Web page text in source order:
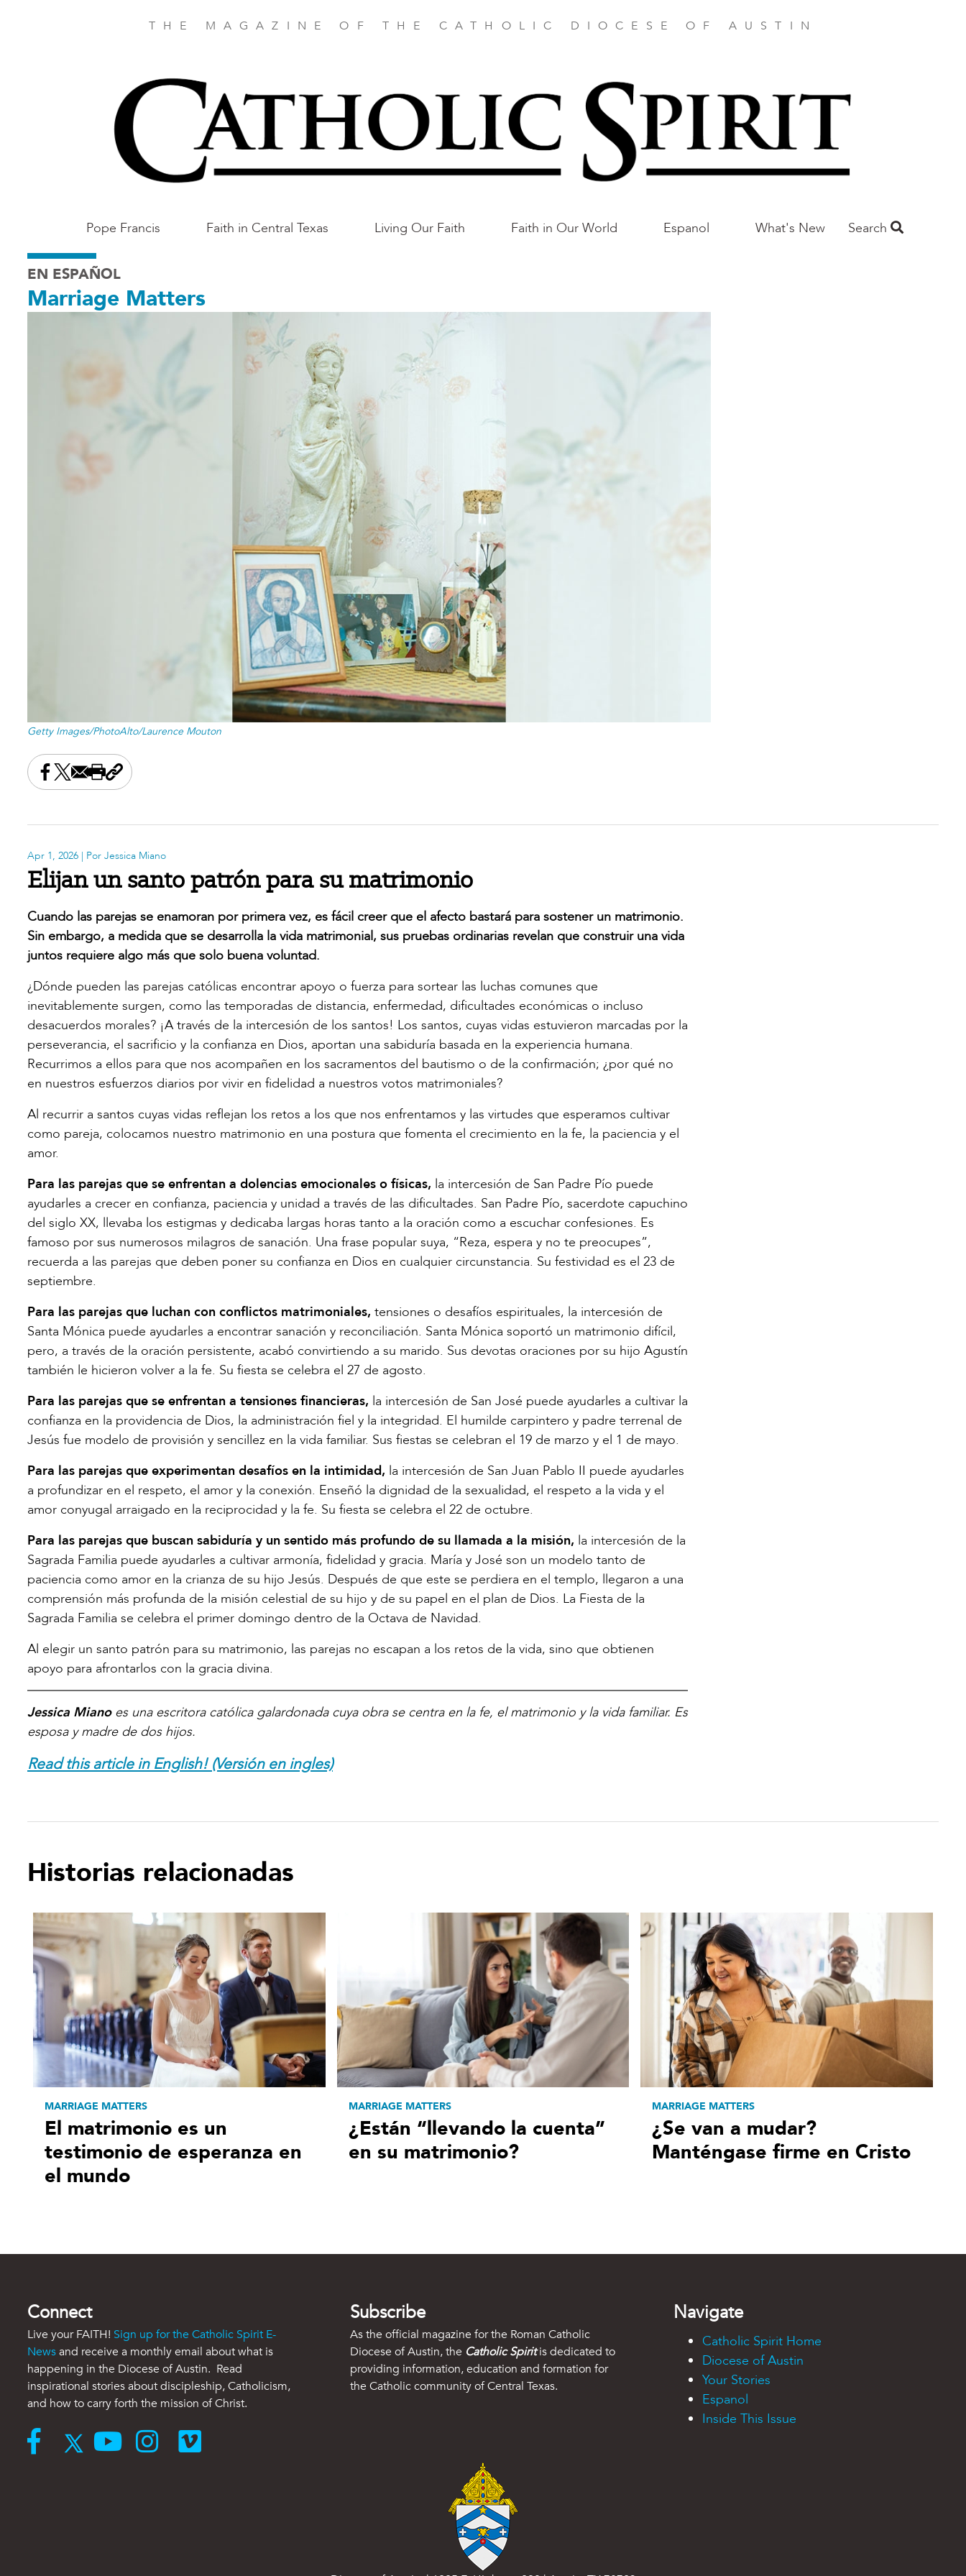
THE MAGAZINE OF THE CATHOLIC DIOCESE OF AUSTIN
Main
Austin
Pope Francis Faith in Central Texas Living Our Faith Faith in Our World Espanol What's New Search
EN ESPAÑOL
Marriage Matters
Getty Images/PhotoAlto/Laurence Mouton
Share this on Facebook
Share this on X
Share this by email
Print this page
Copy the page address
Apr 1, 2026 | Por Jessica Miano
Elijan un santo patrón para su matrimonio
Cuando las parejas se enamoran por primera vez, es fácil creer que el afecto bastará para sostener un matrimonio.
Sin embargo, a medida que se desarrolla la vida matrimonial, sus pruebas ordinarias revelan que construir una vida
juntos requiere algo más que solo buena voluntad.
¿Dónde pueden las parejas católicas encontrar apoyo o fuerza para sortear las luchas comunes que
inevitablemente surgen, como las temporadas de distancia, enfermedad, dificultades económicas o incluso
desacuerdos morales? ¡A través de la intercesión de los santos! Los santos, cuyas vidas estuvieron marcadas por la
perseverancia, el sacrificio y la confianza en Dios, aportan una sabiduría basada en la experiencia humana.
Recurrimos a ellos para que nos acompañen en los sacramentos del bautismo o de la confirmación; ¿por qué no
en nuestros esfuerzos diarios por vivir en fidelidad a nuestros votos matrimoniales?
Al recurrir a santos cuyas vidas reflejan los retos a los que nos enfrentamos y las virtudes que esperamos cultivar
como pareja, colocamos nuestro matrimonio en una postura que fomenta el crecimiento en la fe, la paciencia y el
amor.
Para las parejas que se enfrentan a dolencias emocionales o físicas, la intercesión de San Padre Pío puede
ayudarles a crecer en confianza, paciencia y unidad a través de las dificultades. San Padre Pío, sacerdote capuchino
del siglo XX, llevaba los estigmas y dedicaba largas horas tanto a la oración como a escuchar confesiones. Es
famoso por sus numerosos milagros de sanación. Una frase popular suya, “Reza, espera y no te preocupes”,
recuerda a las parejas que deben poner su confianza en Dios en cualquier circunstancia. Su festividad es el 23 de
septiembre.
Para las parejas que luchan con conflictos matrimoniales, tensiones o desafíos espirituales, la intercesión de
Santa Mónica puede ayudarles a encontrar sanación y reconciliación. Santa Mónica soportó un matrimonio difícil,
pero, a través de la oración persistente, acabó convirtiendo a su marido. Sus devotas oraciones por su hijo Agustín
también le hicieron volver a la fe. Su fiesta se celebra el 27 de agosto.
Para las parejas que se enfrentan a tensiones financieras, la intercesión de San José puede ayudarles a cultivar la
confianza en la providencia de Dios, la administración fiel y la integridad. El humilde carpintero y padre terrenal de
Jesús fue modelo de provisión y sencillez en la vida familiar. Sus fiestas se celebran el 19 de marzo y el 1 de mayo.
Para las parejas que experimentan desafíos en la intimidad, la intercesión de San Juan Pablo II puede ayudarles
a profundizar en el respeto, el amor y la conexión. Enseñó la dignidad de la sexualidad, el respeto a la vida y el
amor conyugal arraigado en la reciprocidad y la fe. Su fiesta se celebra el 22 de octubre.
Para las parejas que buscan sabiduría y un sentido más profundo de su llamada a la misión, la intercesión de la
Sagrada Familia puede ayudarles a cultivar armonía, fidelidad y gracia. María y José son un modelo tanto de
paciencia como amor en la crianza de su hijo Jesús. Después de que este se perdiera en el templo, llegaron a una
comprensión más profunda de la misión celestial de su hijo y de su papel en el plan de Dios. La Fiesta de la
Sagrada Familia se celebra el primer domingo dentro de la Octava de Navidad.
Al elegir un santo patrón para su matrimonio, las parejas no escapan a los retos de la vida, sino que obtienen
apoyo para afrontarlos con la gracia divina.
Jessica Mianoes una escritora católica galardonada cuya obra se centra en la fe, el matrimonio y la vida familiar. Es
esposa y madre de dos hijos.
Read this article in English! (Versión en ingles)
Historias relacionadas
MARRIAGE MATTERS
El matrimonio es un
testimonio de esperanza en
el mundo
MARRIAGE MATTERS
¿Están “llevando la cuenta”
en su matrimonio?
MARRIAGE MATTERS
¿Se van a mudar?
Manténgase firme en Cristo
Connect
Live your FAITH! Sign up for the Catholic Spirit E-
Newsand receive a monthly email about what is
happening in the Diocese of Austin. Read
inspirational stories about discipleship, Catholicism,
and how to carry forth the mission of Christ.
Subscribe
As the official magazine for the Roman Catholic
Diocese of Austin, the Catholic Spiritis dedicated to
providing information, education and formation for
the Catholic community of Central Texas.
Navigate
Catholic Spirit Home
Diocese of Austin
Your Stories
Espanol
Inside This Issue